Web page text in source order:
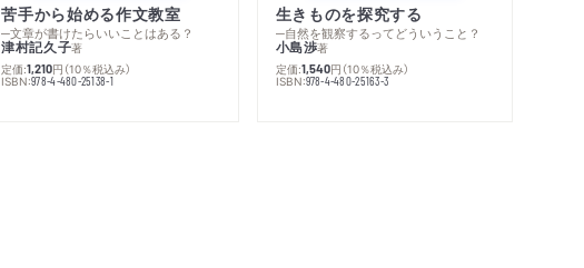
苦手から始める作文教室
─文章が書けたらいいことはある？
津村記久子著
定価:1,210円 （10％税込み）
ISBN:978-4-480-25138-1
生きものを探究する
─自然を観察するってどういうこと？
小島渉著
定価:1,540円 （10％税込み）
ISBN:978-4-480-25163-3